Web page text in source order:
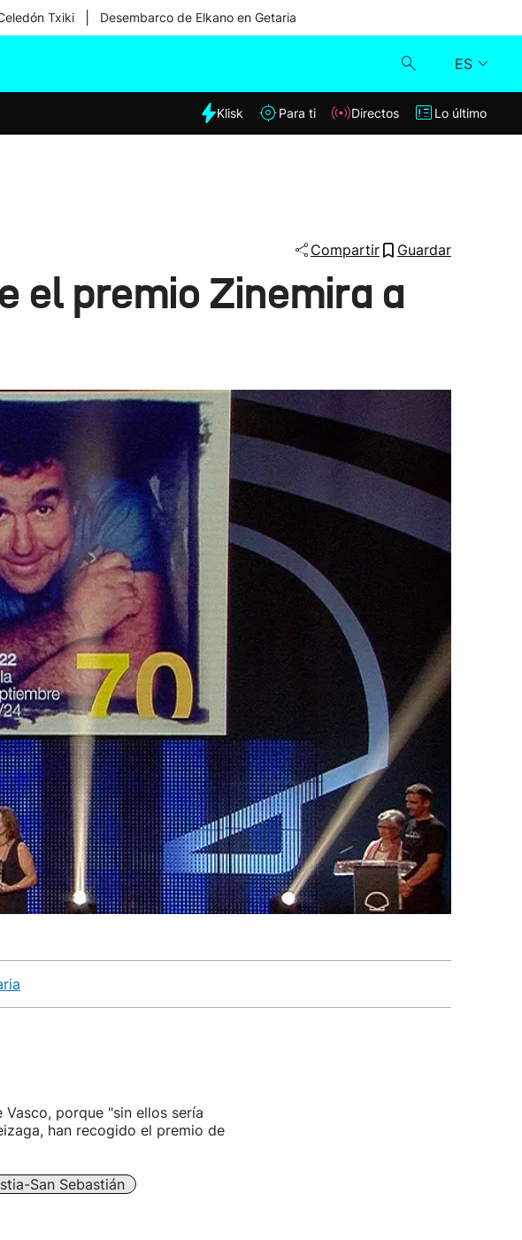
Txiki Desembarco de Elkano en Getaria
ES
Klisk
Klisk Para ti Directos Lo último
Compartir Guardar
el premio Zinemira a
porque "sin ellos sería
han recogido el premio de
San Sebastián